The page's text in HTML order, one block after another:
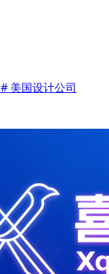
# 美国设计公司